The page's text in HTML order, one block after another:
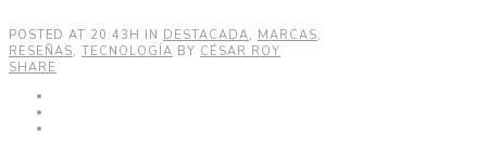
POSTED AT 20:43H IN DESTACADA, MARCAS,
RESEÑAS, TECNOLOGÍA BY CÉSAR ROY
SHARE